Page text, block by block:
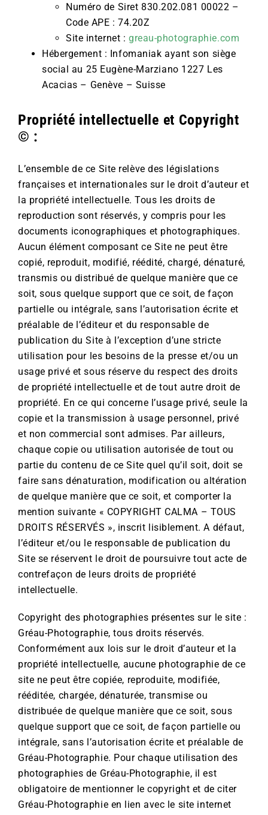
Numéro de Siret 830.202.081 00022 –
Code APE : 74.20Z
Site internet : greau-photographie.com
Hébergement : Infomaniak ayant son siège
social au 25 Eugène-Marziano 1227 Les
Acacias – Genève – Suisse
Propriété intellectuelle et Copyright
© :
L’ensemble de ce Site relève des législations
françaises et internationales sur le droit d’auteur et
la propriété intellectuelle. Tous les droits de
reproduction sont réservés, y compris pour les
documents iconographiques et photographiques.
Aucun élément composant ce Site ne peut être
copié, reproduit, modifié, réédité, chargé, dénaturé,
transmis ou distribué de quelque manière que ce
soit, sous quelque support que ce soit, de façon
partielle ou intégrale, sans l’autorisation écrite et
préalable de l’éditeur et du responsable de
publication du Site à l’exception d’une stricte
utilisation pour les besoins de la presse et/ou un
usage privé et sous réserve du respect des droits
de propriété intellectuelle et de tout autre droit de
propriété. En ce qui concerne l’usage privé, seule la
copie et la transmission à usage personnel, privé
et non commercial sont admises. Par ailleurs,
chaque copie ou utilisation autorisée de tout ou
partie du contenu de ce Site quel qu’il soit, doit se
faire sans dénaturation, modification ou altération
de quelque manière que ce soit, et comporter la
mention suivante « COPYRIGHT CALMA – TOUS
DROITS RÉSERVÉS », inscrit lisiblement. A défaut,
l’éditeur et/ou le responsable de publication du
Site se réservent le droit de poursuivre tout acte de
contrefaçon de leurs droits de propriété
intellectuelle.
Copyright des photographies présentes sur le site :
Gréau-Photographie, tous droits réservés.
Conformément aux lois sur le droit d’auteur et la
propriété intellectuelle, aucune photographie de ce
site ne peut être copiée, reproduite, modifiée,
rééditée, chargée, dénaturée, transmise ou
distribuée de quelque manière que ce soit, sous
quelque support que ce soit, de façon partielle ou
intégrale, sans l’autorisation écrite et préalable de
Gréau-Photographie. Pour chaque utilisation des
photographies de Gréau-Photographie, il est
obligatoire de mentionner le copyright et de citer
Gréau-Photographie en lien avec le site internet